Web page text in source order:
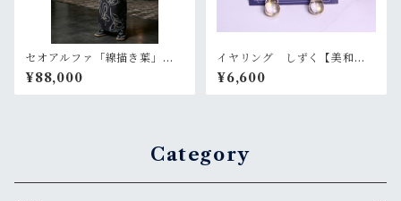
セオアルファ「線描き葉」黒
【メンズ 単衣 浴衣 プレ
タ 仕立て上がり】
¥88,000
イヤリング しずく【美和
香】
¥6,600
Category